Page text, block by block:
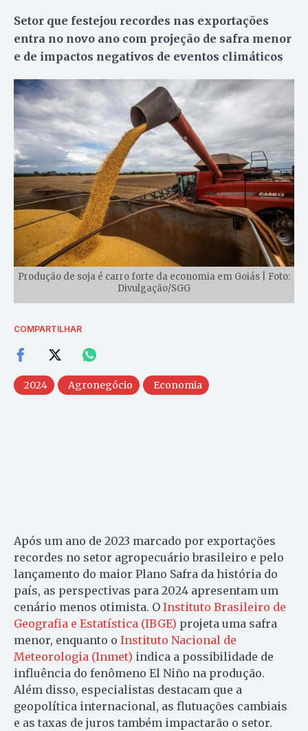
Setor que festejou recordes nas exportações
entra no novo ano com projeção de safra menor
e de impactos negativos de eventos climáticos
Produção de soja é carro forte da economia em Goiás | Foto:
Divulgação/SGG
COMPARTILHAR
2024 Agronegócio Economia
Após um ano de 2023 marcado por exportações
recordes no setor agropecuário brasileiro e pelo
lançamento do maior Plano Safra da história do
país, as perspectivas para 2024 apresentam um
cenário menos otimista. O Instituto Brasileiro de
Geografia e Estatística (IBGE) projeta uma safra
menor, enquanto o Instituto Nacional de
Meteorologia (Inmet) indica a possibilidade de
influência do fenômeno El Niño na produção.
Além disso, especialistas destacam que a
geopolítica internacional, as flutuações cambiais
e as taxas de juros também impactarão o setor.